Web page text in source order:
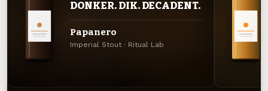
DONKER. DIK. DECADENT.
Papanero
Imperial Stout · Ritual Lab